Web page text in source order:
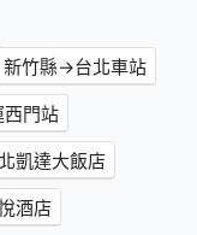
新竹縣→台北車站
門站
凱達大飯店
酒店